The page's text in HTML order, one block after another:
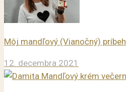
Môj mandľový (Vianočný) príbeh
12. decembra 2021